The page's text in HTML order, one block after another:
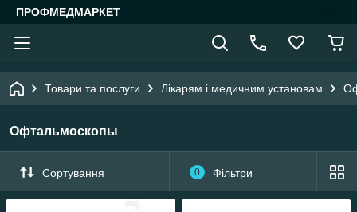
ПРОФМЕДМАРКЕТ
Товари та послуги Лікарям і медичним установам
Офтальмоскопы
Сортування 0 Фільтри